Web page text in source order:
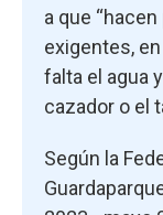
a que
exigentes,
falta el agua
cazador o el
Según la